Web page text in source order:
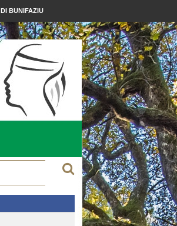
BUNIFAZIU